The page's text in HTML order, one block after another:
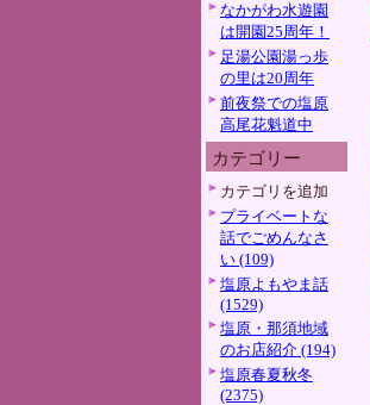
なかがわ水遊園
は開園25周年！
足湯公園湯っ歩
の里は20周年
前夜祭での塩原
高尾花魁道中
カテゴリー
カテゴリを追加
プライベートな
話でごめんなさ
い (109)
塩原よもやま話
(1529)
塩原・那須地域
のお店紹介 (194)
塩原春夏秋冬
(2375)